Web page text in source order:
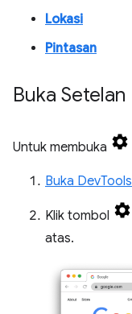
Lokasi
Pintasan
Buka Setelan
Untuk membuka
Buka DevTools
Klik tombol
atas.